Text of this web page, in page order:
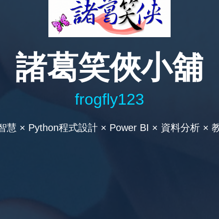
諸葛笑俠小舖
frogfly123
慧 × Python程式設計 × Power BI × 資料分析 ×